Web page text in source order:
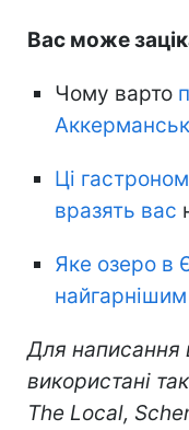
Вас може
Чому варто
Ці
вразять вас
Яке озеро в
найгарнішим
Для написання
використані
The Local,